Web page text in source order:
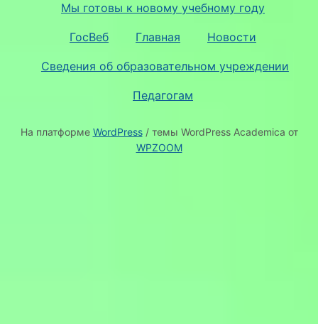
Мы готовы к новому учебному году
ГосВеб Главная Новости
Сведения об образовательном учреждении
Педагогам
На платформе WordPress/ темы WordPress Academica от
WPZOOM